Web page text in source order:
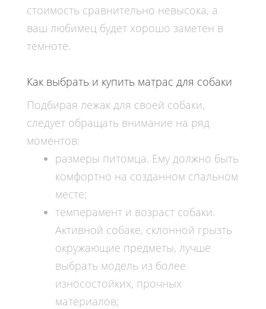
стоимость сравнительно невысока, а
ваш любимец будет хорошо заметен в
темноте.
Как выбрать и купить матрас для собаки
Подбирая лежак для своей собаки,
следует обращать внимание на ряд
моментов:
размеры питомца. Ему должно быть
комфортно на созданном спальном
месте;
темперамент и возраст собаки.
Активной собаке, склонной грызть
окружающие предметы, лучше
выбрать модель из более
износостойких, прочных
материалов;